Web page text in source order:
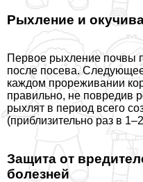
Рыхление и
Первое рыхление почвы
после посева.
каждом прореживании
правильно, не повредив
рыхлят в период всего
(приблизительно раз в
Защита от
болезней